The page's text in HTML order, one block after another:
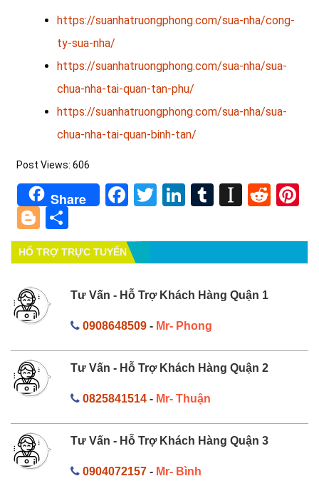
https://suanhatruongphong.com/sua-nha/cong-
ty-sua-nha/
https://suanhatruongphong.com/sua-nha/sua-
chua-nha-tai-quan-tan-phu/
https://suanhatruongphong.com/sua-nha/sua-
chua-nha-tai-quan-binh-tan/
Post Views: 606
Share Facebook
TwitterLinkedIn
Tumblr
Blogger
HỔ TRỢ TRỰC TUYẾN
Tư Vấn - Hỗ Trợ Khách Hàng Quận 1
0908648509- Mr- Phong
Tư Vấn - Hỗ Trợ Khách Hàng Quận 2
0825841514- Mr- Thuận
Tư Vấn - Hỗ Trợ Khách Hàng Quận 3
0904072157- Mr- Bình